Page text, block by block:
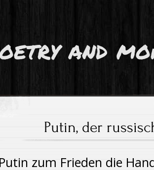
and
Putin, der
zum Frieden die